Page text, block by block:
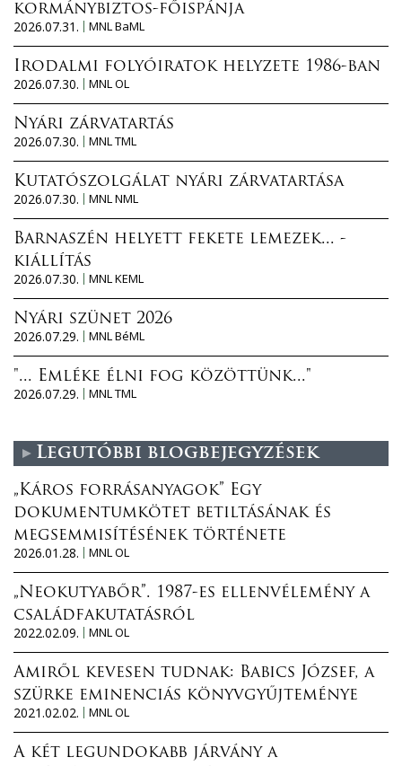
kormánybiztos-főispánja
2026.07.31.
MNL BaML
Irodalmi folyóiratok helyzete 1986-ban
2026.07.30.
MNL OL
Nyári zárvatartás
2026.07.30.
MNL TML
Kutatószolgálat nyári zárvatartása
2026.07.30.
MNL NML
Barnaszén helyett fekete lemezek... -
kiállítás
2026.07.30.
MNL KEML
Nyári szünet 2026
2026.07.29.
MNL BéML
"... Emléke élni fog közöttünk..."
2026.07.29.
MNL TML
Legutóbbi blogbejegyzések
„Káros forrásanyagok” Egy
dokumentumkötet betiltásának és
megsemmisítésének története
2026.01.28.
MNL OL
„Neokutyabőr”. 1987-es ellenvélemény a
családfakutatásról
2022.02.09.
MNL OL
Amiről kevesen tudnak: Babics József, a
szürke eminenciás könyvgyűjteménye
2021.02.02.
MNL OL
A két legundokabb járvány a